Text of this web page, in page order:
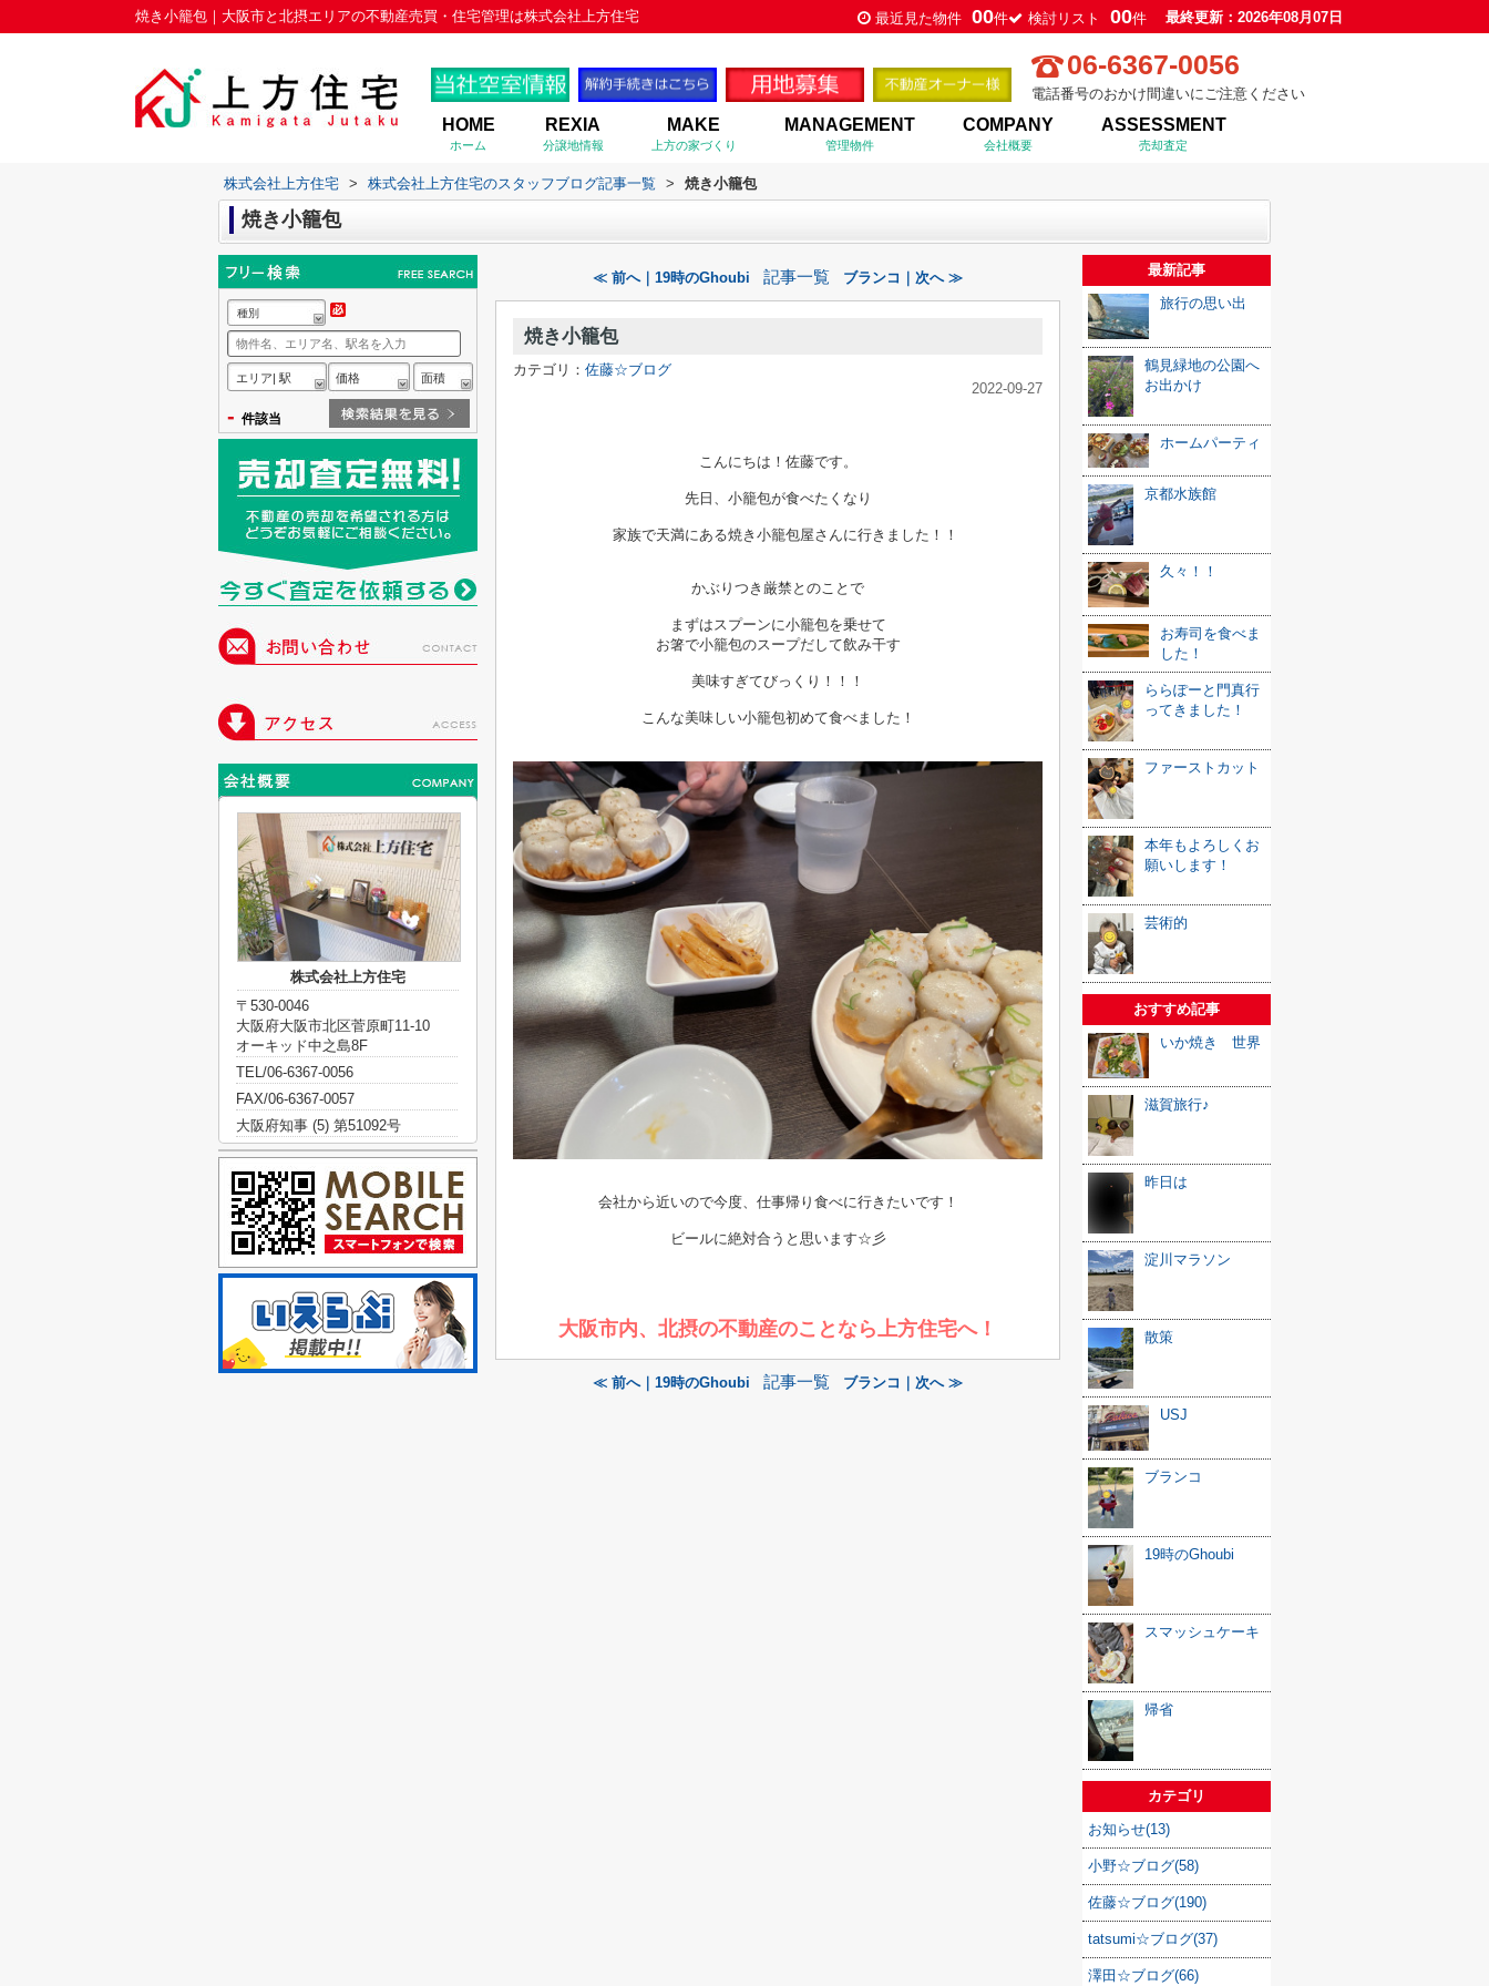
焼き小籠包｜大阪市と北摂エリアの不動産売買・住宅管理は株式会社上方住宅 最近見た物件 00件 検討リスト 00件 最終更新：2026年08月07日
06-6367-0056
電話番号のおかけ間違いにご注意ください
HOME
ホーム
REXIA
分譲地情報
MAKE
上方の家づくり
MANAGEMENT
管理物件
COMPANY
会社概要
ASSESSMENT
売却査定
株式会社上方住宅 > 株式会社上方住宅のスタッフブログ記事一覧 > 焼き小籠包
焼き小籠包
≪ 前へ｜19時のGhoubi 記事一覧 ブランコ｜次へ ≫
焼き小籠包
カテゴリ： 佐藤☆ブログ
2022-09-27
こんにちは！佐藤です。
先日、小籠包が食べたくなり
家族で天満にある焼き小籠包屋さんに行きました！！
かぶりつき厳禁とのことで
まずはスプーンに小籠包を乗せて
お箸で小籠包のスープだして飲み干す
美味すぎてびっくり！！！
こんな美味しい小籠包初めて食べました！
会社から近いので今度、仕事帰り食べに行きたいです！
ビールに絶対合うと思います☆彡
大阪市内、北摂の不動産のことなら上方住宅へ！
≪ 前へ｜19時のGhoubi 記事一覧 ブランコ｜次へ ≫
最新記事
旅行の思い出
鶴見緑地の公園へ
お出かけ
ホームパーティ
京都水族館
久々！！
お寿司を食べま
した！
ららぽーと門真行
ってきました！
ファーストカット
本年もよろしくお
願いします！
芸術的
おすすめ記事
いか焼き 世界
滋賀旅行♪
昨日は
淀川マラソン
散策
USJ
ブランコ
19時のGhoubi
スマッシュケーキ
帰省
カテゴリ
お知らせ(13)
小野☆ブログ(58)
佐藤☆ブログ(190)
tatsumi☆ブログ(37)
澤田☆ブログ(66)
種別
エリア| 駅 価格 面積
- 件該当
株式会社上方住宅
〒530-0046
大阪府大阪市北区菅原町11-10
オーキッド中之島8F
TEL/06-6367-0056
FAX/06-6367-0057
大阪府知事 (5) 第51092号